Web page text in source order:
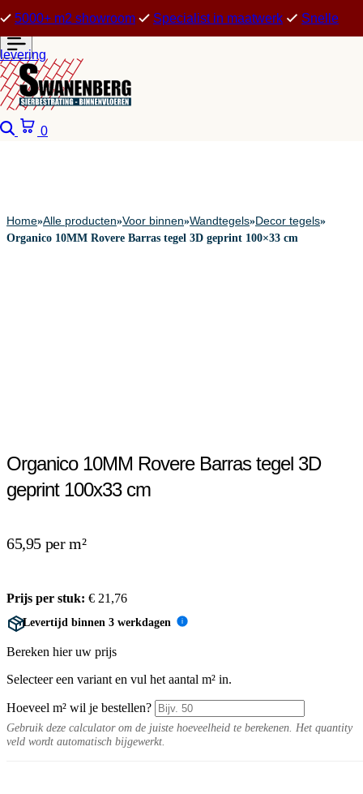
5000+ m2 showroom Specialist in maatwerk Snelle
levering
Zoeken
0
Home»Alle producten»Voor binnen»Wandtegels»Decor tegels»
Organico 10MM Rovere Barras tegel 3D geprint 100×33 cm
Organico 10MM Rovere Barras tegel 3D
geprint 100x33 cm
65,95 per m²
Prijs per stuk: € 21,76
Levertijd binnen 3 werkdagen i
Bereken hier uw prijs
Selecteer een variant en vul het aantal m² in.
Hoeveel m² wil je bestellen?
Gebruik deze calculator om de juiste hoeveelheid te berekenen. Het quantity
veld wordt automatisch bijgewerkt.